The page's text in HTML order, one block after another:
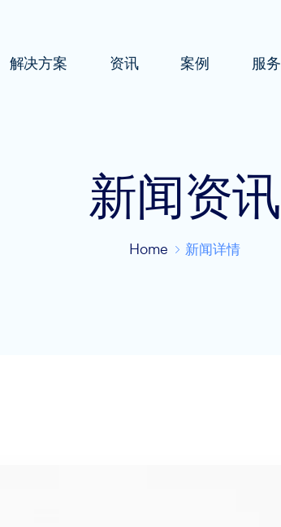
解决方案 资讯 案例 服务
新闻资讯
Home 新闻详情